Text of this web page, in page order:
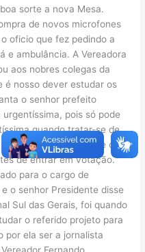
sorte a nova Mesa.
de novos microfones
oficio que fez pedindo a
e ambulância. A Vereadora
aos nobres colegas da
é nosso dever estudar os
o senhor prefeito
pois só pode
quando tratar-se de
ao Município, e os
de entrar em votação.
para o cargo de
o senhor Presidente disse
Sul das Gerais, foi quando
o referido projeto para
por ela ser a jornalista
Fernando